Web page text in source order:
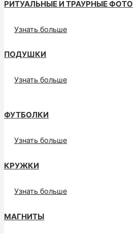
РИТУАЛЬНЫЕ И ТРАУРНЫЕ ФОТО
Узнать больше
ПОДУШКИ
Узнать больше
ФУТБОЛКИ
Узнать больше
КРУЖКИ
Узнать больше
МАГНИТЫ